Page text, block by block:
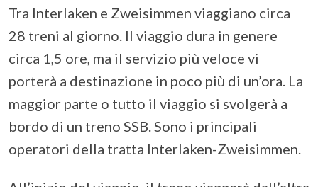
Tra Interlaken e Zweisimmen viaggiano circa
28 treni al giorno. Il viaggio dura in genere
circa 1,5 ore, ma il servizio più veloce vi
porterà a destinazione in poco più di un’ora. La
maggior parte o tutto il viaggio si svolgerà a
bordo di un treno SSB. Sono i principali
operatori della tratta Interlaken-Zweisimmen.